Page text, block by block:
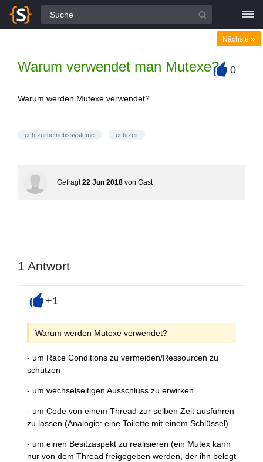
Alle Fragen
Warum verwendet man Mutexe?
Nächste »
0
Warum werden Mutexe verwendet?
echtzeitbetriebssysteme echtzeit
Gefragt 22 Jun 2018 von Gast
1 Antwort
+1
Warum werden Mutexe verwendet?
- um Race Conditions zu vermeiden/Ressourcen zu
schützen
- um wechselseitigen Ausschluss zu erwirken
- um Code von einem Thread zur selben Zeit ausführen
zu lassen (Analogie: eine Toilette mit einem Schlüssel)
- um einen Besitzaspekt zu realisieren (ein Mutex kann
nur von dem Thread freigegeben werden, der ihn belegt